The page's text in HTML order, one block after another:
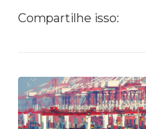
Compartilhe isso: